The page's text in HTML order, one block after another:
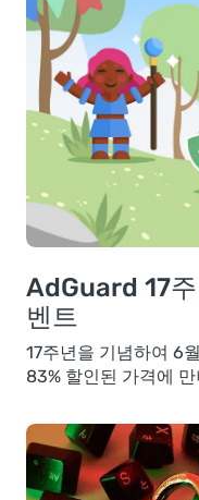
AdGuard 17주
벤트
17주년을 기념하여 6
83% 할인된 가격에